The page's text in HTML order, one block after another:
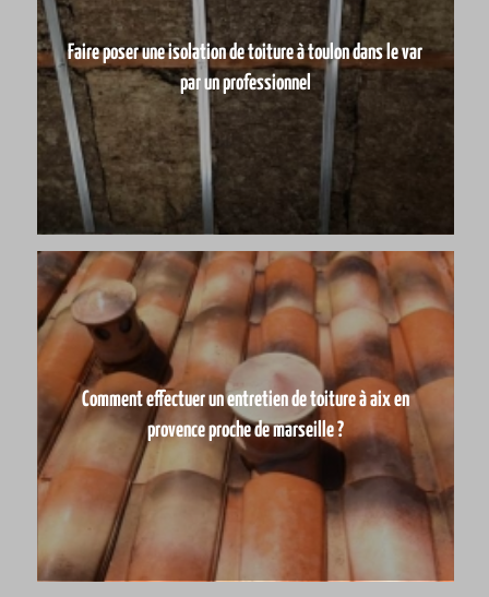
Faire poser une isolation de toiture à toulon dans le var
par un professionnel
Comment effectuer un entretien de toiture à aix en
provence proche de marseille ?